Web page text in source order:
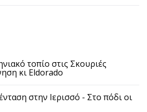
τοπίο στις Σκουριές
κι Εldorado
στην Ιερισσό - Στο πόδι οι